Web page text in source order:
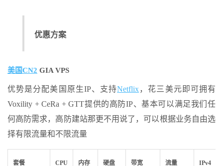
优惠方案
美国CN2 GIA VPS
优势是分配美国原生IP、支持Netflix，花三美元即可拥有
Voxility + CeRa + GTT提供的高防IP、基本可以满足我们任
何高防需求，高防建站那更不用说了，可以根据业务自由选
择有限流量和不限流量
套餐 CPU 内存 硬盘 带宽 流量 IPv4